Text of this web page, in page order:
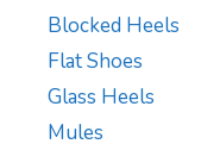
Blocked Heels
Flat Shoes
Glass Heels
Mules